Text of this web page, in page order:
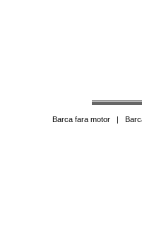
Barca fara motor|